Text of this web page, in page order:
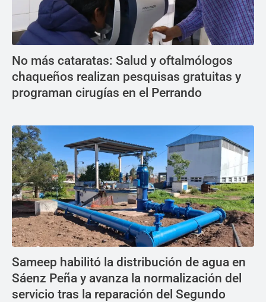
No más cataratas: Salud y oftalmólogos
chaqueños realizan pesquisas gratuitas y
programan cirugías en el Perrando
Sameep habilitó la distribución de agua en
Sáenz Peña y avanza la normalización del
servicio tras la reparación del Segundo